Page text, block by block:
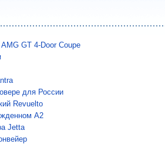
GT 4-Door Coupe
для России
Revuelto
A2
Jetta